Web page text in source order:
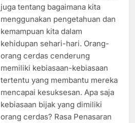
juga tentang bagaimana kita
menggunakan pengetahuan dan
kemampuan kita dalam
kehidupan sehari-hari. Orang-
orang cerdas cenderung
memiliki kebiasaan-kebiasaan
tertentu yang membantu mereka
mencapai kesuksesan. Apa saja
kebiasaan bijak yang dimiliki
orang cerdas? Rasa Penasaran